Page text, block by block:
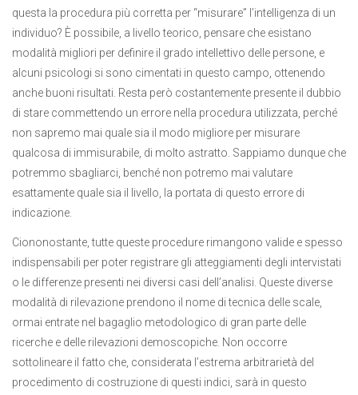
questa la procedura più corretta per “misurare” l’intelligenza di un
individuo? È possibile, a livello teorico, pensare che esistano
modalità migliori per definire il grado intellettivo delle persone, e
alcuni psicologi si sono cimentati in questo campo, ottenendo
anche buoni risultati. Resta però costantemente presente il dubbio
di stare commettendo un errore nella procedura utilizzata, perché
non sapremo mai quale sia il modo migliore per misurare
qualcosa di immisurabile, di molto astratto. Sappiamo dunque che
potremmo sbagliarci, benché non potremo mai valutare
esattamente quale sia il livello, la portata di questo errore di
indicazione.
Ciononostante, tutte queste procedure rimangono valide e spesso
indispensabili per poter registrare gli atteggiamenti degli intervistati
o le differenze presenti nei diversi casi dell’analisi. Queste diverse
modalità di rilevazione prendono il nome di tecnica delle scale,
ormai entrate nel bagaglio metodologico di gran parte delle
ricerche e delle rilevazioni demoscopiche. Non occorre
sottolineare il fatto che, considerata l’estrema arbitrarietà del
procedimento di costruzione di questi indici, sarà in questo